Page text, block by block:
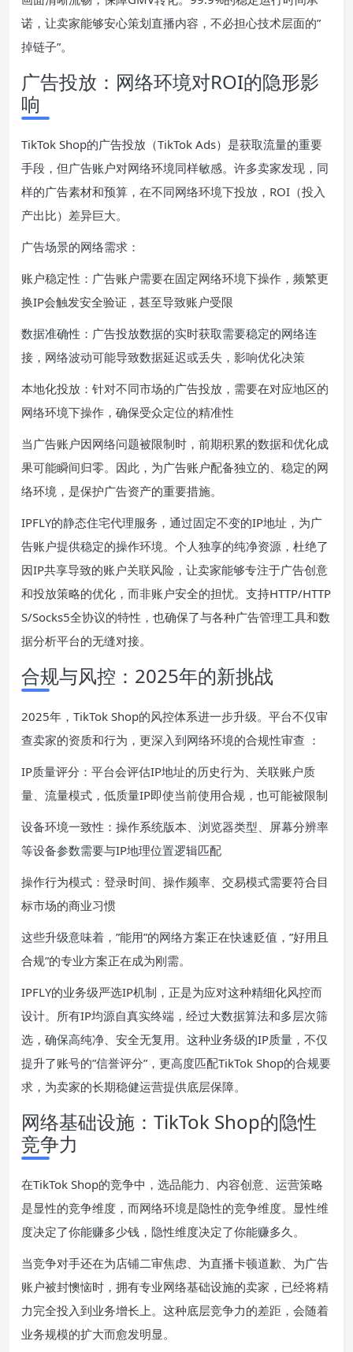
诺，让卖家能够安心策划直播内容，不必担心技术层面的”
掉链子”。
广告投放：网络环境对ROI的隐形影
响
TikTok Shop的广告投放（TikTok Ads）是获取流量的重要
手段，但广告账户对网络环境同样敏感。许多卖家发现，同
样的广告素材和预算，在不同网络环境下投放，ROI（投入
产出比）差异巨大。
广告场景的网络需求：
账户稳定性：广告账户需要在固定网络环境下操作，频繁更
换IP会触发安全验证，甚至导致账户受限
数据准确性：广告投放数据的实时获取需要稳定的网络连
接，网络波动可能导致数据延迟或丢失，影响优化决策
本地化投放：针对不同市场的广告投放，需要在对应地区的
网络环境下操作，确保受众定位的精准性
当广告账户因网络问题被限制时，前期积累的数据和优化成
果可能瞬间归零。因此，为广告账户配备独立的、稳定的网
络环境，是保护广告资产的重要措施。
IPFLY的静态住宅代理服务，通过固定不变的IP地址，为广
告账户提供稳定的操作环境。个人独享的纯净资源，杜绝了
因IP共享导致的账户关联风险，让卖家能够专注于广告创意
和投放策略的优化，而非账户安全的担忧。支持HTTP/HTTP
S/Socks5全协议的特性，也确保了与各种广告管理工具和数
据分析平台的无缝对接。
合规与风控：2025年的新挑战
2025年，TikTok Shop的风控体系进一步升级。平台不仅审
查卖家的资质和行为，更深入到网络环境的合规性审查 ：
IP质量评分：平台会评估IP地址的历史行为、关联账户质
量、流量模式，低质量IP即使当前使用合规，也可能被限制
设备环境一致性：操作系统版本、浏览器类型、屏幕分辨率
等设备参数需要与IP地理位置逻辑匹配
操作行为模式：登录时间、操作频率、交易模式需要符合目
标市场的商业习惯
这些升级意味着，”能用”的网络方案正在快速贬值，”好用且
合规”的专业方案正在成为刚需。
IPFLY的业务级严选IP机制，正是为应对这种精细化风控而
设计。所有IP均源自真实终端，经过大数据算法和多层次筛
选，确保高纯净、安全无复用。这种业务级的IP质量，不仅
提升了账号的”信誉评分”，更高度匹配TikTok Shop的合规要
求，为卖家的长期稳健运营提供底层保障。
网络基础设施：TikTok Shop的隐性
竞争力
在TikTok Shop的竞争中，选品能力、内容创意、运营策略
是显性的竞争维度，而网络环境是隐性的竞争维度。显性维
度决定了你能赚多少钱，隐性维度决定了你能赚多久。
当竞争对手还在为店铺二审焦虑、为直播卡顿道歉、为广告
账户被封懊恼时，拥有专业网络基础设施的卖家，已经将精
力完全投入到业务增长上。这种底层竞争力的差距，会随着
业务规模的扩大而愈发明显。